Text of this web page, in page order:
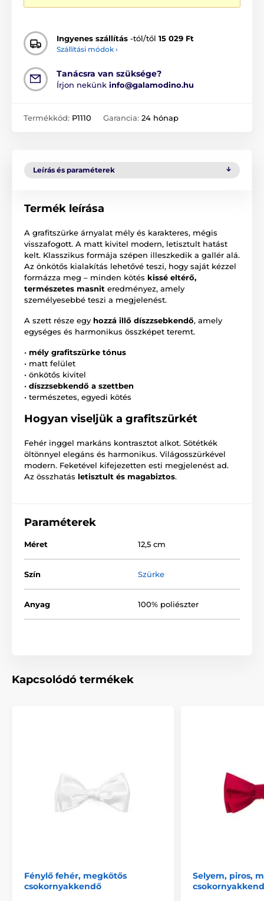
Ingyenes szállítás -tól/től 15 029 Ft
Szállítási módok ›
Tanácsra van szüksége?
Írjon nekünk info@galamodino.hu
Termékkód: P1110 Garancia: 24 hónap
Leírás és paraméterek
Termék leírása
A grafitszürke árnyalat mély és karakteres, mégis
visszafogott. A matt kivitel modern, letisztult hatást
kelt. Klasszikus formája szépen illeszkedik a gallér alá.
Az önkötős kialakítás lehetővé teszi, hogy saját kézzel
formázza meg – minden kötés kissé eltérő,
természetes masnit eredményez, amely
személyesebbé teszi a megjelenést.
A szett része egy hozzá illő díszzsebkendő, amely
egységes és harmonikus összképet teremt.
• mély grafitszürke tónus
• matt felület
• önkötős kivitel
• díszzsebkendő a szettben
• természetes, egyedi kötés
Hogyan viseljük a grafitszürkét
Fehér inggel markáns kontrasztot alkot. Sötétkék
öltönnyel elegáns és harmonikus. Világosszürkével
modern. Feketével kifejezetten esti megjelenést ad.
Az összhatás letisztult és magabiztos.
Paraméterek
Méret 12,5 cm
Szín Szürke
Anyag 100% poliészter
Kapcsolódó termékek
Fénylő fehér, megkötős
csokornyakkendő
Selyem, piros,